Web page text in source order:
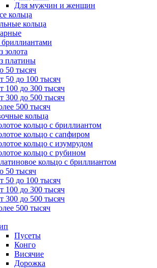
Для мужчин и женщин
кольца
кольца
золота
платины
50 тысяч
50 до 100 тысяч
100 до 300 тысяч
300 до 500 тысяч
500 тысяч
кольца
кольцо с бриллиантом
кольцо с сапфиром
кольцо с изумрудом
кольцо с рубином
кольцо с бриллиантом
50 тысяч
50 до 100 тысяч
100 до 300 тысяч
300 до 500 тысяч
500 тысяч
Пусеты
Конго
Висячие
Дорожка